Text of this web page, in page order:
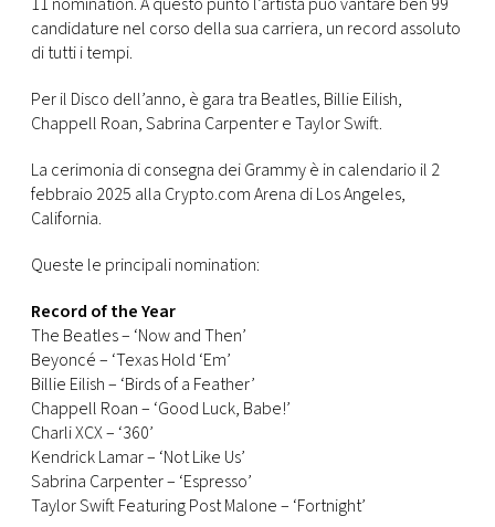
CONSIGLIA
candidature nel corso della sua carriera, un record assoluto
di tutti i tempi.
Per il Disco dell’anno, è gara tra Beatles, Billie Eilish,
Chappell Roan, Sabrina Carpenter e Taylor Swift.
La cerimonia di consegna dei Grammy è in calendario il 2
febbraio 2025 alla Crypto.com Arena di Los Angeles,
California.
Queste le principali nomination:
Record of the Year
The Beatles – ‘Now and Then’
Beyoncé – ‘Texas Hold ‘Em’
Billie Eilish – ‘Birds of a Feather’
Chappell Roan – ‘Good Luck, Babe!’
Charli XCX – ‘360’
Kendrick Lamar – ‘Not Like Us’
Sabrina Carpenter – ‘Espresso’
Taylor Swift Featuring Post Malone – ‘Fortnight’